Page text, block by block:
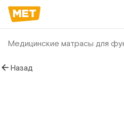
Медицинские матрасы для
Назад